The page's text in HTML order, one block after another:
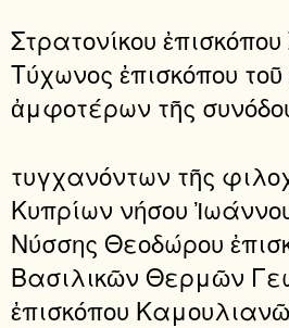
Στρατονίκου
Τύχωνος ἐπισκόπου τοῦ
ἀμφοτέρων τῆς
τυγχανόντων τῆς
Κυπρίων νήσου
Νύσσης Θεοδώρου
Βασιλικῶν Θερμῶν
ἐπισκόπου